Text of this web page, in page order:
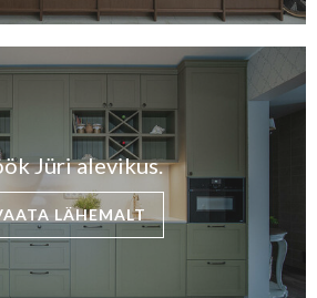
Jüri alevikus.
LÄHEMALT